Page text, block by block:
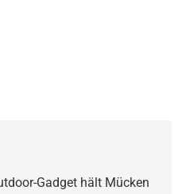
Gadget hält Mücken